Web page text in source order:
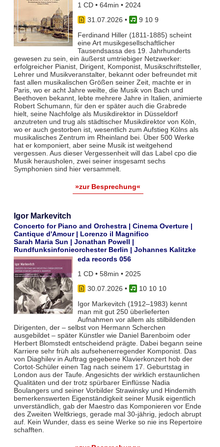
1 CD • 64min • 2024
31.07.2026 •
9 10 9
Ferdinand Hiller (1811-1885) scheint
eine Art musikgesellschaftlicher
Tausendsassa des 19. Jahrhunderts
gewesen zu sein, ein äußerst umtriebiger Netzwerker:
erfolgreicher Pianist, Dirigent, Komponist, Musikschriftsteller,
Lehrer und Musikveranstalter, bekannt oder befreundet mit
fast allen musikalischen Größen seiner Zeit, machte er in
Paris, wo er acht Jahre weilte, die Musik von Bach und
Beethoven bekannt, lebte mehrere Jahre in Italien, animierte
Robert Schumann, für den er später auch die Grabrede
hielt, seine Nachfolge als Musikdirektor in Düsseldorf
anzutreten und trug als städtischer Musikdirektor von Köln,
wo er auch gestorben ist, wesentlich zum Aufstieg Kölns als
musikalisches Zentrum im Rheinland bei. Über 500 Werke
hat er komponiert, aber seine Musik ist weitgehend
vergessen. Aus dieser Vergessenheit will das Label cpo die
Musik herausholen, zwei seiner insgesamt sechs
Symphonien sind hier versammelt.
»zur Besprechung«
Igor Markevitch
Concerto for Piano and Orchestra | Cinema Overture |
Cantique d'Amour | Lorenzo il Magnifico
Sarah Maria Sun | Jonathan Powell |
Rundfunksinfonieorchester Berlin | Johannes Kalitzke
eda records 056
1 CD • 58min • 2025
30.07.2026 •
10 10 10
Igor Markevitch (1912–1983) kennt
man mit gut 250 überlieferten
Aufnahmen vor allem als stilbildenden
Dirigenten, der – selbst von Hermann Scherchen
ausgebildet – später Künstler wie Daniel Barenboim oder
Herbert Blomstedt entscheidend prägte. Dabei begann seine
Karriere sehr früh als aufsehenerregender Komponist. Das
von Diaghilev in Auftrag gegebene Klavierkonzert hob der
Cortot-Schüler einen Tag nach seinem 17. Geburtstag in
London aus der Taufe. Angesichts der wirklich erstaunlichen
Qualitäten und der trotz spürbarer Einflüsse Nadia
Boulangers und seiner Vorbilder Strawinsky und Hindemith
bemerkenswerten Eigenständigkeit seiner Musik eigentlich
unverständlich, gab der Maestro das Komponieren vor Ende
des Zweiten Weltkriegs, gerade mal 30-jährig, jedoch abrupt
auf. Kein Wunder, dass es seine Werke so nie ins Repertoire
schafften.